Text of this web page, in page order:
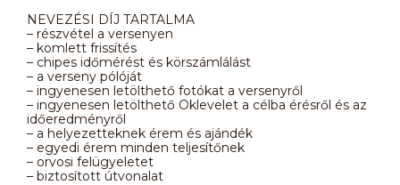
NEVEZÉSI DÍJ TARTALMA
– részvétel a versenyen
– komlett frissítés
– chipes időmérést és körszámlálást
– a verseny pólóját
– ingyenesen letölthető fotókat a versenyről
– ingyenesen letölthető Oklevelet a célba érésről és az
időeredményről
– a helyezetteknek érem és ajándék
– egyedi érem minden teljesítőnek
– orvosi felügyeletet
– biztosított útvonalat